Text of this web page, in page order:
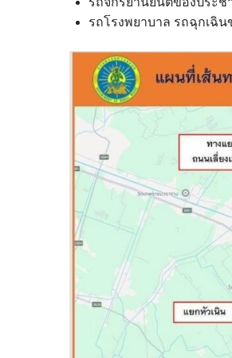
รถโรงพยาบาล รถฉุกเฉิ